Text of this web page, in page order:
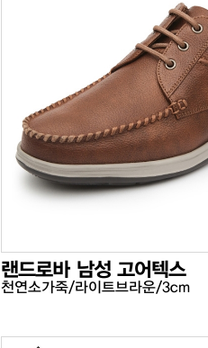
랜드로바 남성 고어텍스
천연소가죽/라이트브라운/3cm